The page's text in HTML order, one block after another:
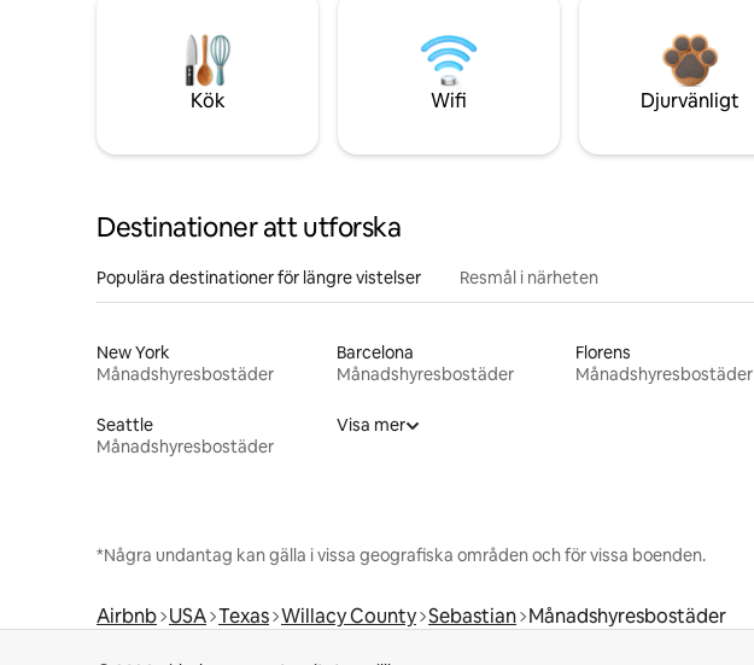
Kök Wifi Djurvänligt
Destinationer att utforska
Populära destinationer för längre vistelser Resmål i närheten
New York
Månadshyresbostäder
Barcelona
Månadshyresbostäder
Florens
Månadshyresbostäder
Seattle
Månadshyresbostäder
Visa mer
*Några undantag kan gälla i vissa geografiska områden och för vissa boenden.
Airbnb USA Texas Willacy County Sebastian Månadshyresbostäder